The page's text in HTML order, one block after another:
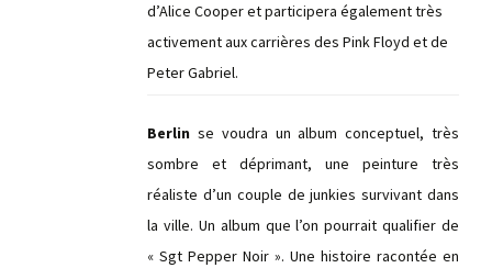
d’Alice Cooper et participera également très
activement aux carrières des Pink Floyd et de
Peter Gabriel.
Berlin se voudra un album conceptuel, très
sombre et déprimant, une peinture très
réaliste d’un couple de junkies survivant dans
la ville. Un album que l’on pourrait qualifier de
« Sgt Pepper Noir ». Une histoire racontée en